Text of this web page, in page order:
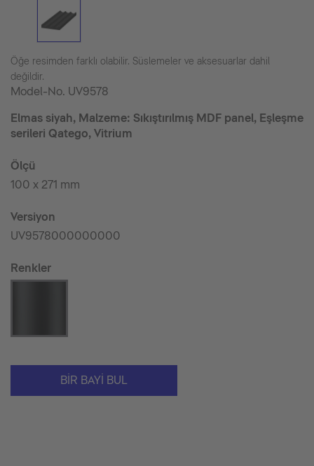
Öğe resimden farklı olabilir. Süslemeler ve aksesuarlar dahil
değildir.
Model-No. UV9578
Elmas siyah, Malzeme: Sıkıştırılmış MDF panel, Eşleşme
serileri Qatego, Vitrium
Ölçü
100 x 271 mm
Versiyon
UV9578000000000
Renkler
BIR BAYI BUL